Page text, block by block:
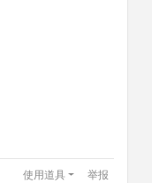
使用道具 举报